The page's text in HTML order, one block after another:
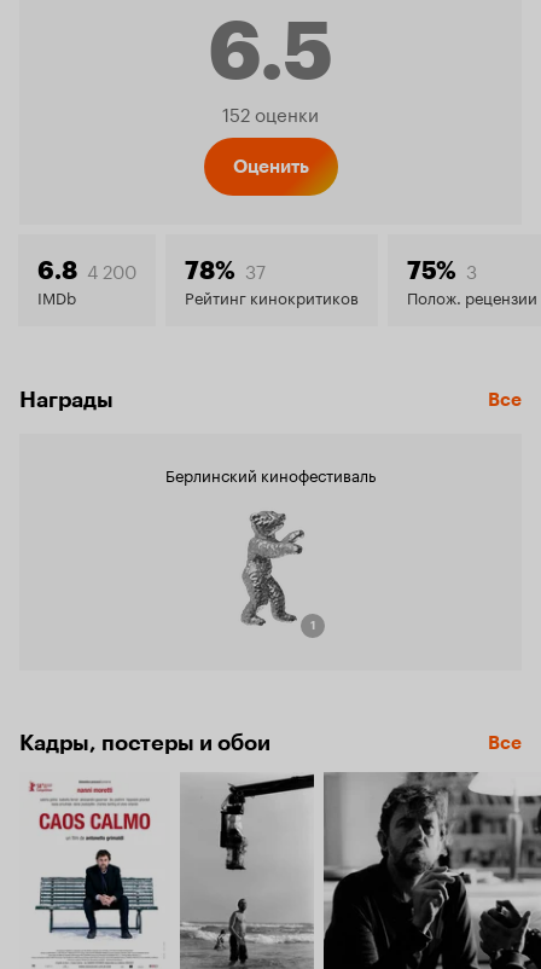
6.5
Рейтинг
6.5
152 оценки
Оценить
6.8 4 200
IMDb
78% 37
Рейтинг кинокритиков
75% 3
Полож. рецензии
Награды Все
Берлинский кинофестиваль
1
Кадры, постеры и обои Все